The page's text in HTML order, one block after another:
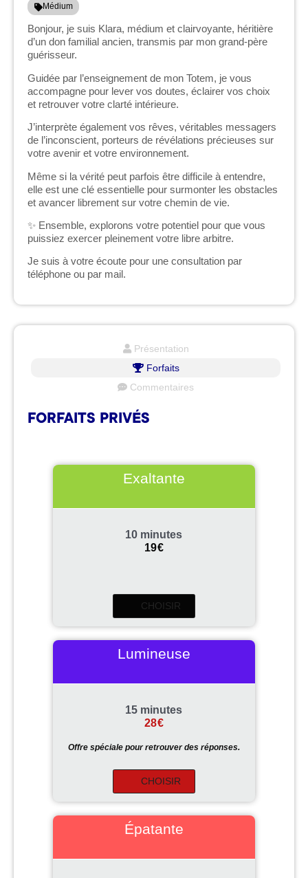
Médium
Bonjour, je suis Klara, médium et clairvoyante, héritière
d’un don familial ancien, transmis par mon grand-père
guérisseur.
Guidée par l’enseignement de mon Totem, je vous
accompagne pour lever vos doutes, éclairer vos choix
et retrouver votre clarté intérieure.
J’interprète également vos rêves, véritables messagers
de l’inconscient, porteurs de révélations précieuses sur
votre avenir et votre environnement.
Même si la vérité peut parfois être difficile à entendre,
elle est une clé essentielle pour surmonter les obstacles
et avancer librement sur votre chemin de vie.
✨ Ensemble, explorons votre potentiel pour que vous
puissiez exercer pleinement votre libre arbitre.
Je suis à votre écoute pour une consultation par
téléphone ou par mail.
Présentation
Forfaits
Commentaires
FORFAITS PRIVÉS
Exaltante
10 minutes
19€
CHOISIR
Lumineuse
15 minutes
28€
Offre spéciale pour retrouver des réponses.
CHOISIR
Épatante